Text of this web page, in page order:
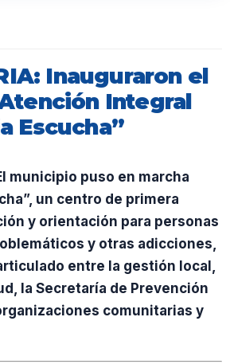
Inauguraron el
Integral
Escucha”
municipio puso en marcha
un centro de primera
y orientación para personas
y otras adicciones,
entre la gestión local,
la Secretaría de Prevención
comunitarias y